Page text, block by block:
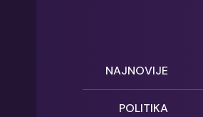
NAJNOVIJE
POLITIKA